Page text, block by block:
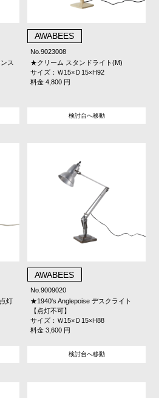
ス
AWABEES
No.9023008
★クリーム スタンドライト(M)
サイズ：Ｗ15×Ｄ15×H92
料金 4,800 円
検討台へ移動
灯
AWABEES
No.9009020
★1940's Anglepoise デスクライト
【点灯不可】
サイズ：Ｗ15×Ｄ15×H88
料金 3,600 円
検討台へ移動